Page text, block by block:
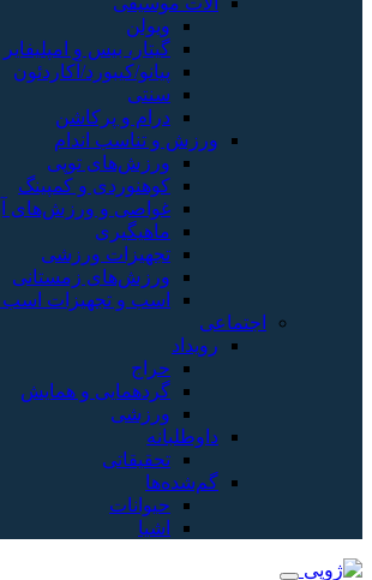
ویولن
گیتار، بیس و امپلیفایر
پیانو/کیبورد/آکاردئون
سنتی
درام و پرکاشن
ورزش و تناسب اندام
ورزش‌های توپی
کوهنوردی و کمپینگ
غواصی و ورزش‌های
ماهیگیری
تجهیزات ورزشی
ورزش‌های زمستانی
اسب و تجهیزات
اجتماعی
رویداد
حراج
گردهمایی و همایش
ورزشی
داوطلبانه
تحقیقاتی
گم‌شده‌ها
حیوانات
اشیا